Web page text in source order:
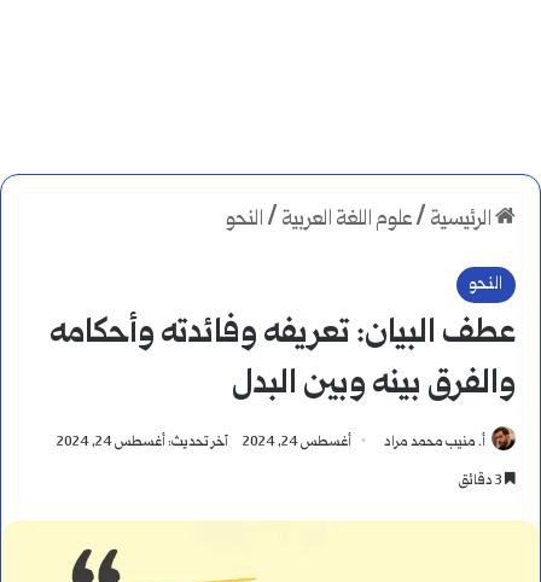
الرئيسية /علوم اللغة العربية /النحو
النحو
عطف البيان: تعريفه وفائدته وأحكامه
والفرق بينه وبين البدل
أ. منيب محمد مراد أغسطس 24, 2024
آخر تحديث: أغسطس 24, 2024